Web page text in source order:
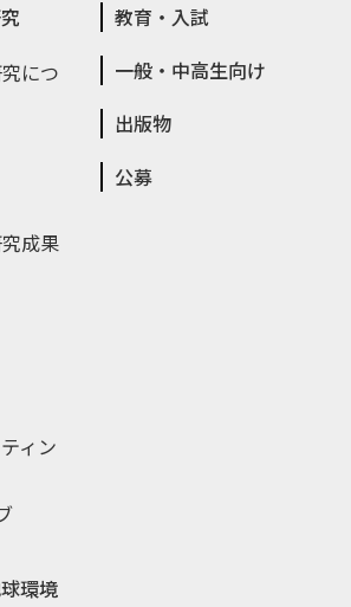
につ
成果
ィン
教育・入試
一般・中高生向け
出版物
公募
環境